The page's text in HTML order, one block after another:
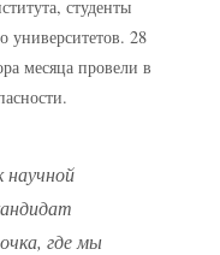
студенты
университетов. 28
месяца провели в
научной
где мы